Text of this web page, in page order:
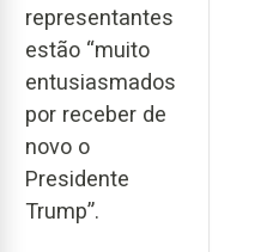
representantes
estão “muito
entusiasmados
por receber de
novo o
Presidente
Trump”.